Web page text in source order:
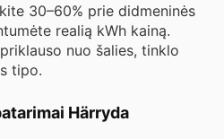
30–60% prie didmeninės
realią kWh kainą.
nuo šalies, tinklo
tipo.
Härryda